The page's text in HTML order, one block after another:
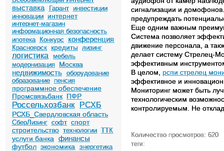
выставка Гарант инвестиции
инновации
интернет
интернет-магазин
информационная безопасность
ипотека
Конкурс конференция
Красноярск кредиты лизинг
логистика
мебель
модернизация
Москва
недвижимость оборудование
образование пенсия
программное обеспечение
Промсвязьбанк ПФР
Россельхозбанк РСХБ
РСХБ_Свердловская область
СберЛизинг софт спорт
строительство технологии ТТК
услуги банка финансы
футбол экономика энергетика
сигнализации и
предупреждать
Еще одним важным
Система позволяет
движение персонала, а
делает систему Стрелец-
эффективным
В целом, рспи стрелец
эффективное и
Мониторинг может быть
технологическим
контролируемым. Не
Количество просмотров: 620
теги: